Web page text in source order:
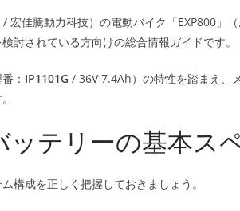
宏佳騰動力科技）の電動バイク「EXP800」
討されている方向けの総合情報ガイドです。
： IP1101G / 36V 7.4Ah）の特性を踏まえ、
ッテリーの基本ス
構成を正しく把握しておきましょう。